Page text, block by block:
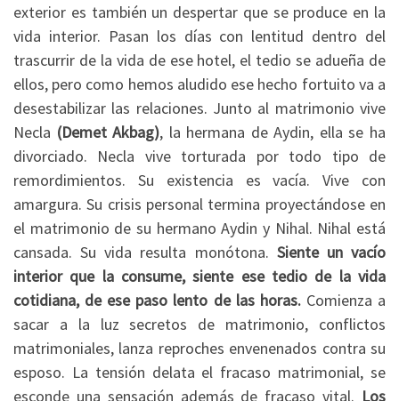
exterior es también un despertar que se produce en la
vida interior. Pasan los días con lentitud dentro del
trascurrir de la vida de ese hotel, el tedio se adueña de
ellos, pero como hemos aludido ese hecho fortuito va a
desestabilizar las relaciones. Junto al matrimonio vive
Necla (Demet Akbag), la hermana de Aydin, ella se ha
divorciado. Necla vive torturada por todo tipo de
remordimientos. Su existencia es vacía. Vive con
amargura. Su crisis personal termina proyectándose en
el matrimonio de su hermano Aydin y Nihal. Nihal está
cansada. Su vida resulta monótona. Siente un vacío
interior que la consume, siente ese tedio de la vida
cotidiana, de ese paso lento de las horas.Comienza a
sacar a la luz secretos de matrimonio, conflictos
matrimoniales, lanza reproches envenenados contra su
esposo. La tensión delata el fracaso matrimonial, se
esconde una sensación además de fracaso vital. Los